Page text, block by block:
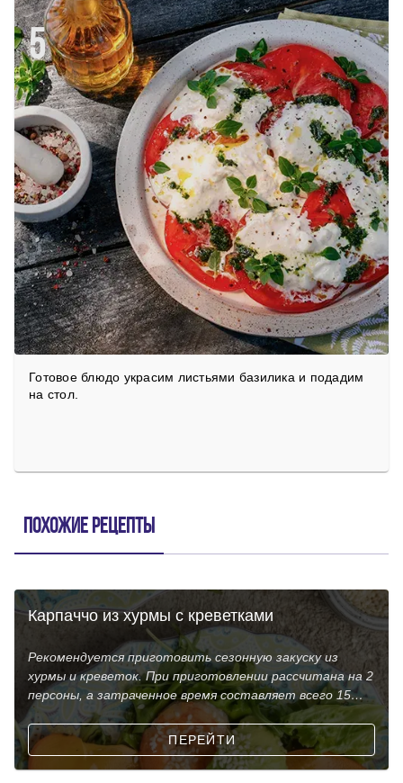
5
Готовое блюдо украсим листьями базилика и подадим
на стол.
Похожие рецепты
Карпаччо из хурмы с креветками
Рекомендуется приготовить сезонную закуску из
хурмы и креветок. При приготовлении рассчитана на 2
персоны, а затраченное время составляет всего 15
мин
ПЕРЕЙТИ